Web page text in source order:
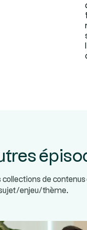
collections de
enjeu/thème.